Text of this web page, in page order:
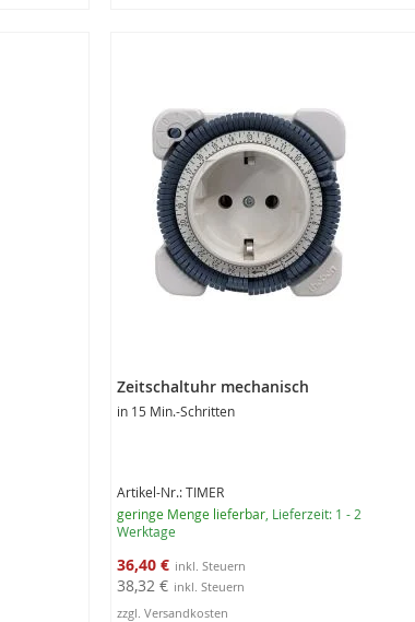
Zeitschaltuhr mechanisch
in 15 Min.-Schritten
Artikel-Nr.: TIMER
geringe Menge lieferbar , Lieferzeit: 1 - 2
Werktage
Sonderangebot
36,40 €
38,32 €
zzgl. Versandkosten